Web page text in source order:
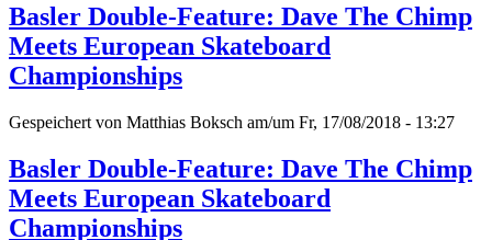
Basler Double-Feature: Dave The Chimp
Meets European Skateboard
Championships
Gespeichert von Matthias Boksch am/um Fr, 17/08/2018 - 13:27
Basler Double-Feature: Dave The Chimp
Meets European Skateboard
Championships